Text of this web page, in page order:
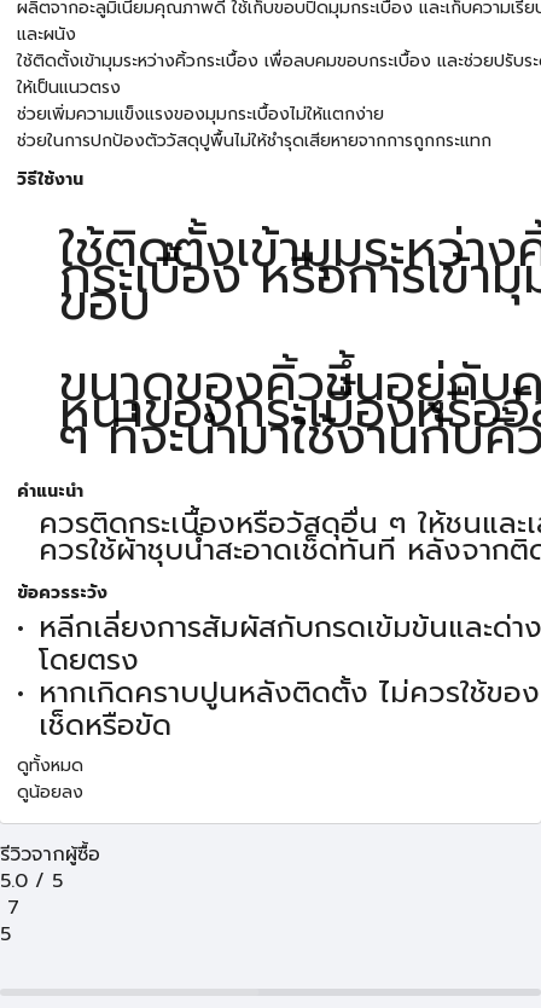
ผลิตจากอะลูมิเนียมคุณภาพดี ใช้เก็บขอบปิดมุมกระเบื้อง และเก็บความเรี
และผนัง
ใช้ติดตั้งเข้ามุมระหว่างคิ้วกระเบื้อง เพื่อลบคมขอบกระเบื้อง และช่วยปรับร
ให้เป็นแนวตรง
ช่วยเพิ่มความแข็งแรงของมุมกระเบื้องไม่ให้แตกง่าย
ช่วยในการปกป้องตัววัสดุปูพื้นไม่ให้ชำรุดเสียหายจากการถูกกระแทก
วิธีใช้งาน
ใช้ติดตั้งเข้ามุมระหว่าง
กระเบื้อง หรือการเข้า
ขอบ
ขนาดของคิ้วขึ้นอยู่กับ
หนาของกระเบื้องหรือ
ๆ ที่จะนำมาใช้งานกับคิ้
คำแนะนำ
ควรติดกระเบื้องหรือวัสดุอื่น ๆ ให้ชนแล
ควรใช้ผ้าชุบน้ำสะอาดเช็ดทันที หลังจากติ
ข้อควรระวัง
หลีกเลี่ยงการสัมผัสกับกรดเข้มข้นและด่า
โดยตรง
หากเกิดคราบปูนหลังติดตั้ง ไม่ควรใช้ขอ
เช็ดหรือขัด
ดูทั้งหมด
ดูน้อยลง
รีวิวจากผู้ซื้อ
5.0 / 5
7
5